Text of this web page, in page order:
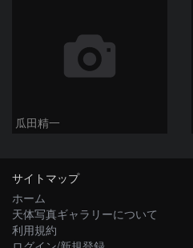
瓜田精一
サイトマップ
ホーム
天体写真ギャラリーについて
利用規約